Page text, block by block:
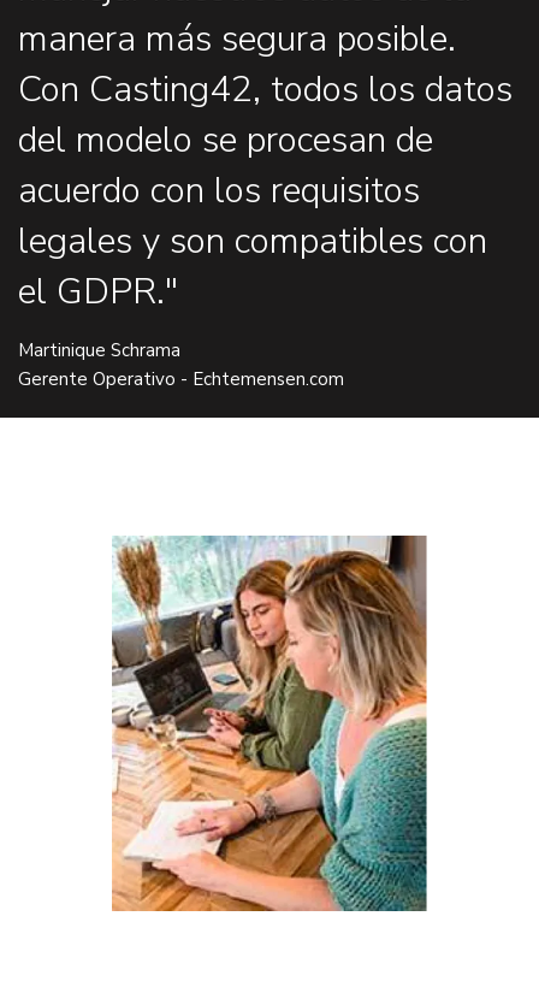
manera más segura posible.
Con Casting42, todos los datos
del modelo se procesan de
acuerdo con los requisitos
legales y son compatibles con
el GDPR."
Martinique Schrama
Gerente Operativo - Echtemensen.com